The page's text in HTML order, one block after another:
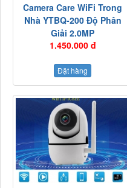
Camera Care WiFi Trong
Nhà YTBQ-200 Độ Phân
Giải 2.0MP
1.450.000 đ
Đặt hàng